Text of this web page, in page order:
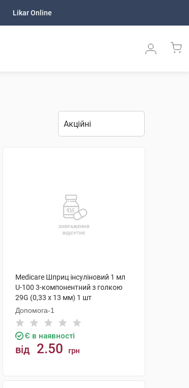
Likar Online
Medicare Шприц інсуліновий 1 мл
U-100 3-компонентний з голкою
29G (0,33 х 13 мм) 1 шт
Допомога-1
Є в наявності
від 2.50 грн